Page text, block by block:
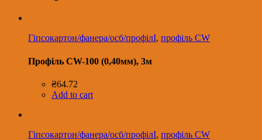
Гіпсокартон/фанера/осб/профілІ, профіль CW
Профіль CW-100 (0,40мм), 3м
₴64.72
Add to cart
Гіпсокартон/фанера/осб/профілІ, профіль CW